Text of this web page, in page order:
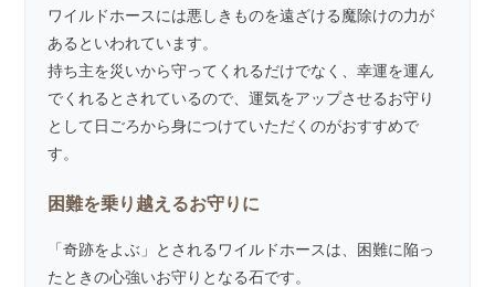
ワイルドホースには悪しきものを遠ざける魔除けの力が
あるといわれています。
持ち主を災いから守ってくれるだけでなく、幸運を運ん
でくれるとされているので、運気をアップさせるお守り
として日ごろから身につけていただくのがおすすめで
す。
困難を乗り越えるお守りに
「奇跡をよぶ」とされるワイルドホースは、困難に陥っ
たときの心強いお守りとなる石です。